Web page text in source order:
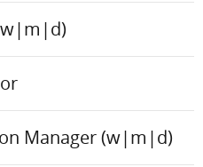
Manager (w|m|d)